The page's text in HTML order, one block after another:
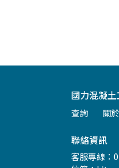
國力混凝
查詢 關
聯絡資訊
客服專線：